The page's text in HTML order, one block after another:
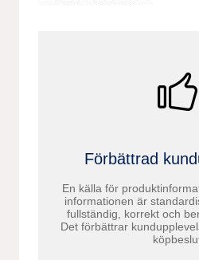
Förbättrad
En källa för
informationen är
fullständig, korrekt och
Det förbättrar